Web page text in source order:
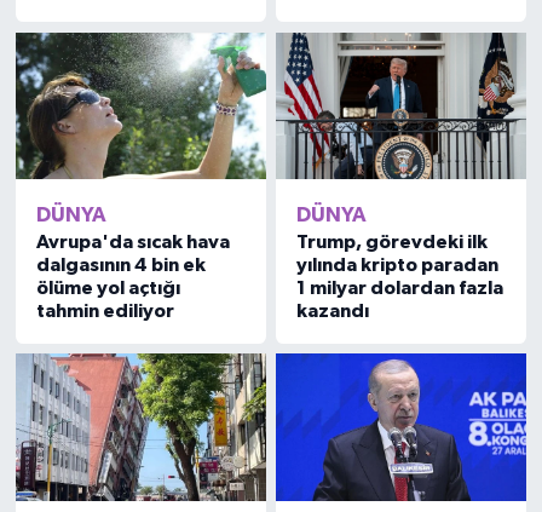
DÜNYA
Avrupa'da sıcak hava
dalgasının 4 bin ek
ölüme yol açtığı
tahmin ediliyor
DÜNYA
Trump, görevdeki ilk
yılında kripto paradan
1 milyar dolardan fazla
kazandı